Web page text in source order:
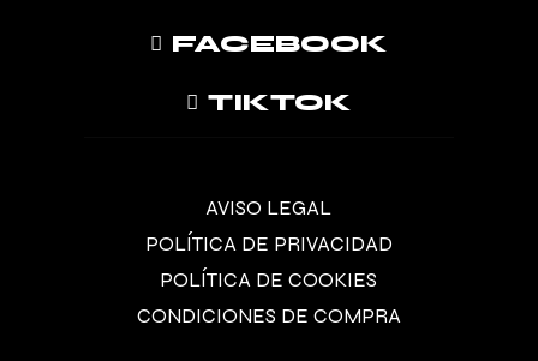
FACEBOOK
TIKTOK
AVISO LEGAL
POLÍTICA DE PRIVACIDAD
POLÍTICA DE COOKIES
CONDICIONES DE COMPRA